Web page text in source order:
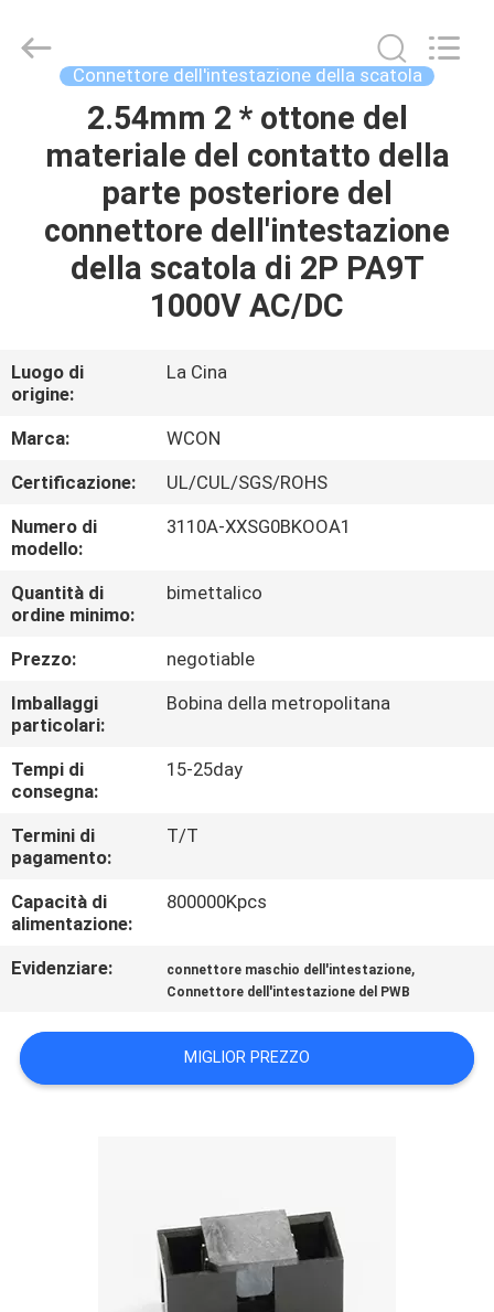
PRODOTTI
CIRCA
GIRO
DELLA
FABBRICA
CONTROLLO
DI
QUALITÀ
CONTATTICI
RICHIEDA
UNA
CITAZIONE
MAPPA
DEL
POLICY
GUANGDONG)
Connettore dell'intestazione della scatola
2.54mm 2 * ottone del
materiale del contatto della
parte posteriore del
connettore dell'intestazione
della scatola di 2P PA9T
1000V AC/DC
Luogo di
origine:
La Cina
Marca:
WCON
Certificazione:
UL/CUL/SGS/ROHS
Numero di
modello:
3110A-XXSG0BKOOA1
Quantità di
ordine minimo:
bimettalico
Prezzo:
negotiable
Imballaggi
particolari:
Bobina della metropolitana
Tempi di
consegna:
15-25day
Termini di
pagamento:
T/T
Capacità di
alimentazione:
800000Kpcs
Evidenziare: connettore maschio dell'intestazione,
Connettore dell'intestazione del PWB
MIGLIOR PREZZO